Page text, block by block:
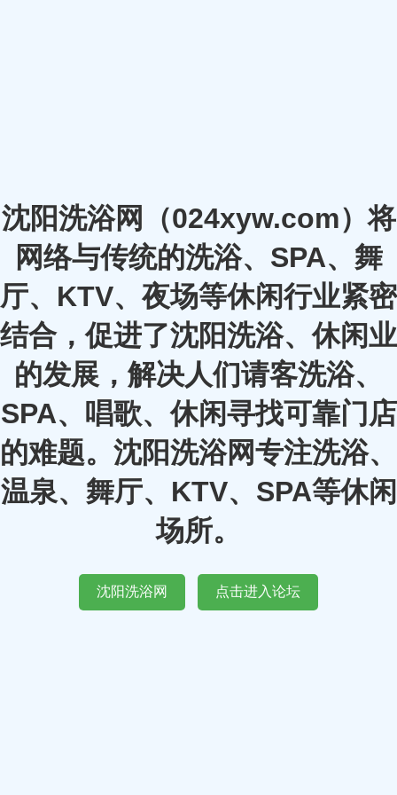
沈阳洗浴网（024xyw.com）将
网络与传统的洗浴、SPA、舞
厅、KTV、夜场等休闲行业紧密
结合，促进了沈阳洗浴、休闲业
的发展，解决人们请客洗浴、
SPA、唱歌、休闲寻找可靠门店
的难题。沈阳洗浴网专注洗浴、
温泉、舞厅、KTV、SPA等休闲
场所。
沈阳洗浴网 点击进入论坛